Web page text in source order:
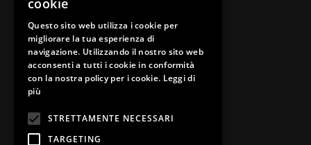
Cookie Policy
Privacy Policy
Garanzia Legale
cookie
Questo sito web utilizza i cookie per
migliorare la tua esperienza di
navigazione. Utilizzando il nostro sito web
acconsenti a tutti i cookie in conformità
con la nostra policy per i cookie. Leggi di
più
STRETTAMENTE NECESSARI
TARGETING